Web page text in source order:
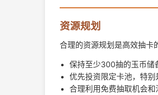
资源规划
合理的资源规划是高效抽卡
保持至少300抽的玉币储
优先投资限定卡池，特
合理利用免费抽取机会和